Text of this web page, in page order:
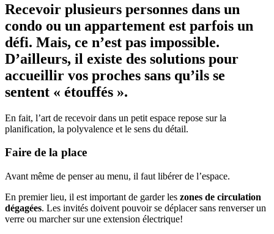
Recevoir plusieurs personnes dans un
condo ou un appartement est parfois un
défi. Mais, ce n’est pas impossible.
D’ailleurs, il existe des solutions pour
accueillir vos proches sans qu’ils se
sentent « étouffés ».
En fait, l’art de recevoir dans un petit espace repose sur la
planification, la polyvalence et le sens du détail.
Faire de la place
Avant même de penser au menu, il faut libérer de l’espace.
En premier lieu, il est important de garder les zones de circulation
dégagées. Les invités doivent pouvoir se déplacer sans renverser un
verre ou marcher sur une extension électrique!